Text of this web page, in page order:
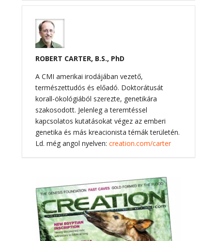
ROBERT CARTER, B.S., PhD
A CMI amerikai irodájában vezető,
természettudós és előadó. Doktorátusát
korall-ökológiából szerezte, genetikára
szakosodott. Jelenleg a teremtéssel
kapcsolatos kutatásokat végez az emberi
genetika és más kreacionista témák területén.
Ld. még angol nyelven: creation.com/carter